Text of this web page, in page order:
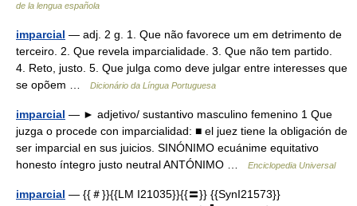
de la lengua española
imparcial — adj. 2 g. 1. Que não favorece um em detrimento de
terceiro. 2. Que revela imparcialidade. 3. Que não tem partido.
4. Reto, justo. 5. Que julga como deve julgar entre interesses que
se opõem …
Dicionário da Língua Portuguesa
imparcial — ► adjetivo/ sustantivo masculino femenino 1 Que
juzga o procede con imparcialidad: ■ el juez tiene la obligación de
ser imparcial en sus juicios. SINÓNIMO ecuánime equitativo
honesto íntegro justo neutral ANTÓNIMO …
Enciclopedia Universal
imparcial — {{＃}}{{LM I21035}}{{〓}} {{SynI21573}}